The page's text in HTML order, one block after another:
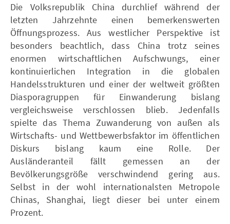
Die Volksrepublik China durchlief während der
letzten Jahrzehnte einen bemerkenswerten
Öffnungsprozess. Aus westlicher Perspektive ist
besonders beachtlich, dass China trotz seines
enormen wirtschaftlichen Aufschwungs, einer
kontinuierlichen Integration in die globalen
Handelsstrukturen und einer der weltweit größten
Diasporagruppen für Einwanderung bislang
vergleichsweise verschlossen blieb. Jedenfalls
spielte das Thema Zuwanderung von außen als
Wirtschafts- und Wettbewerbsfaktor im öffentlichen
Diskurs bislang kaum eine Rolle. Der
Ausländeranteil fällt gemessen an der
Bevölkerungsgröße verschwindend gering aus.
Selbst in der wohl internationalsten Metropole
Chinas, Shanghai, liegt dieser bei unter einem
Prozent.